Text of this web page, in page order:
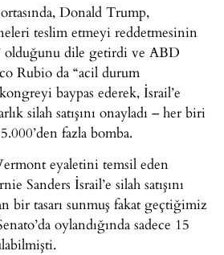
Donald Trump,
teslim etmeyi reddetmesinin
olduğunu dile getirdi ve ABD
Rubio da “acil durum
baypas ederek, İsrail’e
silah satışını onayladı – her biri
fazla bomba.
eyaletini temsil eden
Sanders İsrail’e silah satışını
bir tasarı sunmuş fakat geçtiğimiz
oylandığında sadece 15